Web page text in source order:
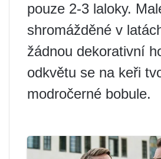
pouze 2-3 laloky.
shromážděné v
žádnou dekorativní
odkvětu se na keři
modročerné bobule.